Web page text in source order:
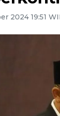
2024 19:51